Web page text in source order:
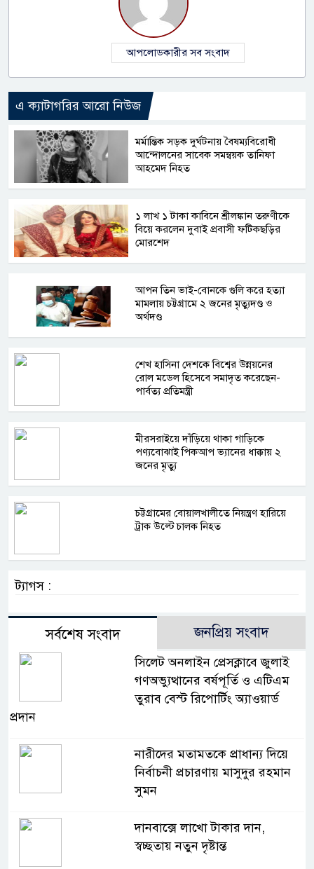
আপলোডকারীর সব সংবাদ
এ ক্যাটাগরির আরো নিউজ
মর্মান্তিক সড়ক দুর্ঘটনায় বৈষম্যবিরোধী
আন্দোলনের সাবেক সমন্বয়ক তানিফা
আহমেদ নিহত
১ লাখ ১ টাকা কাবিনে শ্রীলঙ্কান তরুণীকে
বিয়ে করলেন দুবাই প্রবাসী ফটিকছড়ির
মোরশেদ
আপন তিন ভাই-বোনকে গুলি করে হত্যা
মামলায় চট্টগ্রামে ২ জনের মৃত্যুদণ্ড ও
অর্থদণ্ড
শেখ হাসিনা দেশকে বিশ্বের উন্নয়নের
রোল মডেল হিসেবে সমাদৃত করেছেন-
পার্বত্য প্রতিমন্ত্রী
মীরসরাইয়ে দাঁড়িয়ে থাকা গাড়িকে
পণ্যবোঝাই পিকআপ ভ্যানের ধাক্কায় ২
জনের মৃত্যু
চট্টগ্রামের বোয়ালখালীতে নিয়ন্ত্রণ হারিয়ে
ট্রাক উল্টে চালক নিহত
ট্যাগস :
সর্বশেষ সংবাদ জনপ্রিয় সংবাদ
সিলেট অনলাইন প্রেসক্লাবে জুলাই
গণঅভ্যুত্থানের বর্ষপূর্তি ও এটিএম
তুরাব বেস্ট রিপোর্টিং অ্যাওয়ার্ড
প্রদান
নারীদের মতামতকে প্রাধান্য দিয়ে
নির্বাচনী প্রচারণায় মাসুদুর রহমান
সুমন
দানবাক্সে লাখো টাকার দান,
স্বচ্ছতায় নতুন দৃষ্টান্ত